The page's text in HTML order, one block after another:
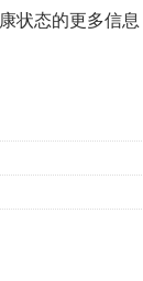
状态的更多信息